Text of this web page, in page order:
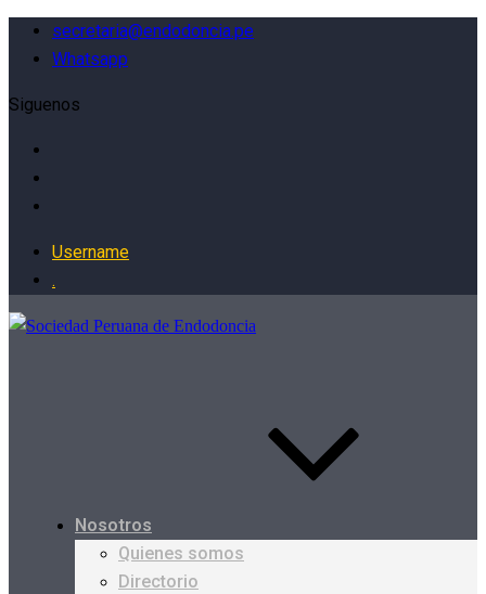
secretaria@endodoncia.pe
Whatsapp
Siguenos
Username
.
Nosotros
Quienes somos
Directorio